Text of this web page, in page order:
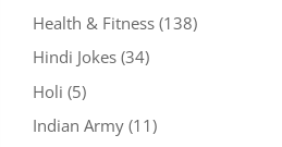
Health & Fitness(138)
Hindi Jokes(34)
Holi (5)
Indian Army(11)